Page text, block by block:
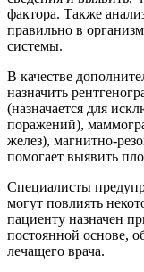
фактора. Также
правильно в
системы.
В качестве
назначить
(назначается для
поражений),
желез), магнитно-
помогает выявить
Специалисты
могут повлиять
пациенту назначен
постоянной основе,
лечащего врача.